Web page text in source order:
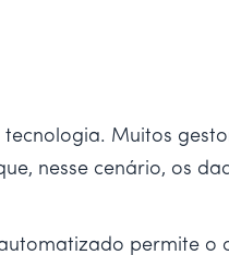
Muitos
nesse cenário, os
permite o